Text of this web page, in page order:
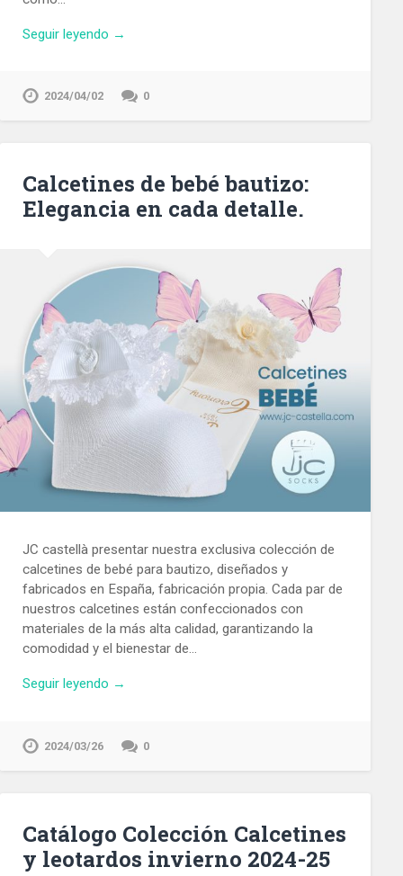
Seguir leyendo →
2024/04/02 0
Calcetines de bebé bautizo:
Elegancia en cada detalle.
JC castellà presentar nuestra exclusiva colección de
calcetines de bebé para bautizo, diseñados y
fabricados en España, fabricación propia. Cada par de
nuestros calcetines están confeccionados con
materiales de la más alta calidad, garantizando la
comodidad y el bienestar de…
Seguir leyendo →
2024/03/26 0
Catálogo Colección Calcetines
y leotardos invierno 2024-25